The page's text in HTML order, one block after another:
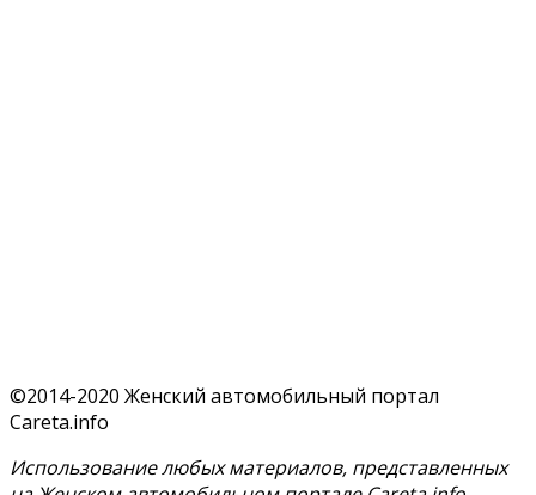
©2014-2020 Женский автомобильный портал
Careta.info
Использование любых материалов, представленных